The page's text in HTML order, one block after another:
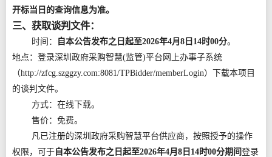
开标当日的查询信息为准。
三、获取谈判文件：
时间： 自本公告发布之日起至2026年4月8日14时00分。
地点：登录深圳政府采购智慧(监管)平台网上办事子系统
（http://zfcg.szggzy.com:8081/TPBidder/memberLogin）下载本项目
的谈判文件。
方式：在线下载。
售价：免费。
凡已注册的深圳政府采购智慧平台供应商，按照授予的操作
权限，可于 自本公告发布之日起至2026年4月8日14时00分期间 登录